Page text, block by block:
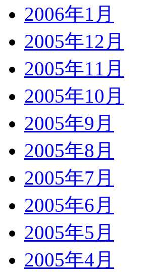
2006年1月
2005年12月
2005年11月
2005年10月
2005年9月
2005年8月
2005年7月
2005年6月
2005年5月
2005年4月